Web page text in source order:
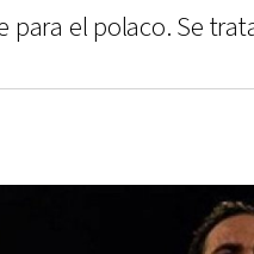
el polaco. Se